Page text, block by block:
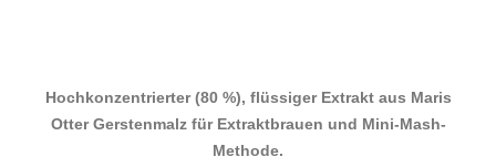
Hochkonzentrierter (80 %), flüssiger Extrakt aus Maris
Otter Gerstenmalz für Extraktbrauen und Mini-Mash-
Methode.